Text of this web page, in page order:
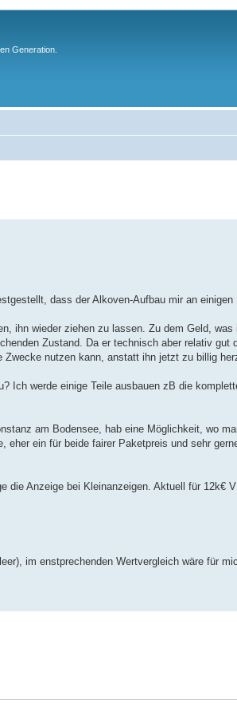
Generation.
dass der Alkoven-Aufbau mir an
ihn wieder ziehen zu lassen. Zu dem Geld, was
Zustand. Da er technisch aber relativ gut
nutzen kann, anstatt ihn jetzt zu billig
Ich werde einige Teile ausbauen zB die
am Bodensee, hab eine Möglichkeit, wo
ein für beide fairer Paketpreis und sehr
Anzeige bei Kleinanzeigen. Aktuell für 12k€
im enstprechenden Wertvergleich wäre für